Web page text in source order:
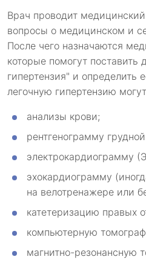
Врач проводит
вопросы о медицинском и
После чего назначаются
которые помогут поставить
гипертензия" и определить
легочную гипертензию
анализы крови;
рентгенограмму
электрокардиограмму
эхокардиограмму
на велотренажере или
катетеризацию правых
компьютерную
магнитно-резонансную